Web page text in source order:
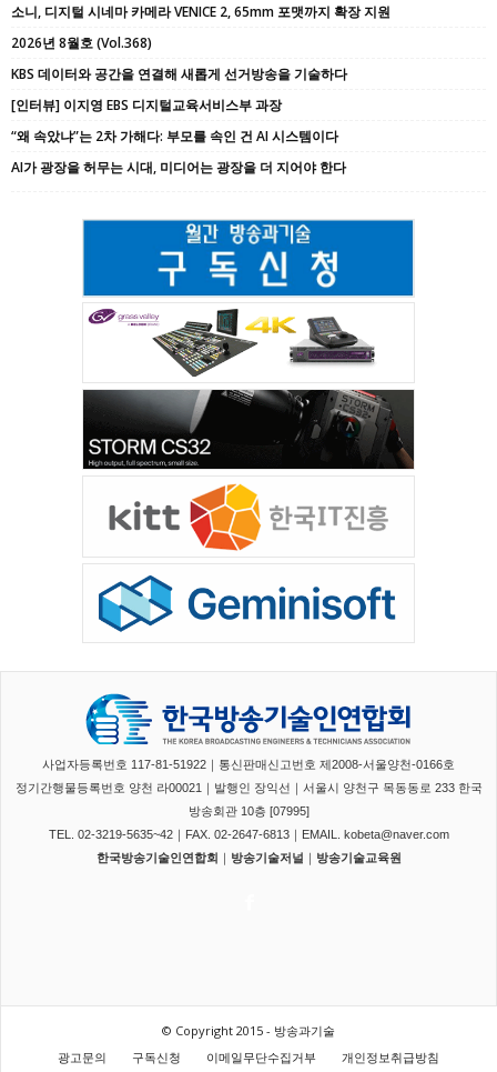
소니, 디지털 시네마 카메라 VENICE 2, 65mm 포맷까지 확장 지원
2026년 8월호 (Vol.368)
KBS 데이터와 공간을 연결해 새롭게 선거방송을 기술하다
[인터뷰] 이지영 EBS 디지털교육서비스부 과장
“왜 속았냐”는 2차 가해다: 부모를 속인 건 AI 시스템이다
AI가 광장을 허무는 시대, 미디어는 광장을 더 지어야 한다
사업자등록번호 117-81-51922｜통신판매신고번호 제2008-서울양천-0166호
정기간행물등록번호 양천 라00021｜발행인 장익선｜서울시 양천구 목동동로 233 한국
방송회관 10층 [07995]
TEL. 02-3219-5635~42｜FAX. 02-2647-6813｜EMAIL. kobeta@naver.com
한국방송기술인연합회 ｜ 방송기술저널 ｜ 방송기술교육원
© Copyright 2015 - 방송과기술
광고문의
구독신청 이메일무단수집거부 개인정보취급방침